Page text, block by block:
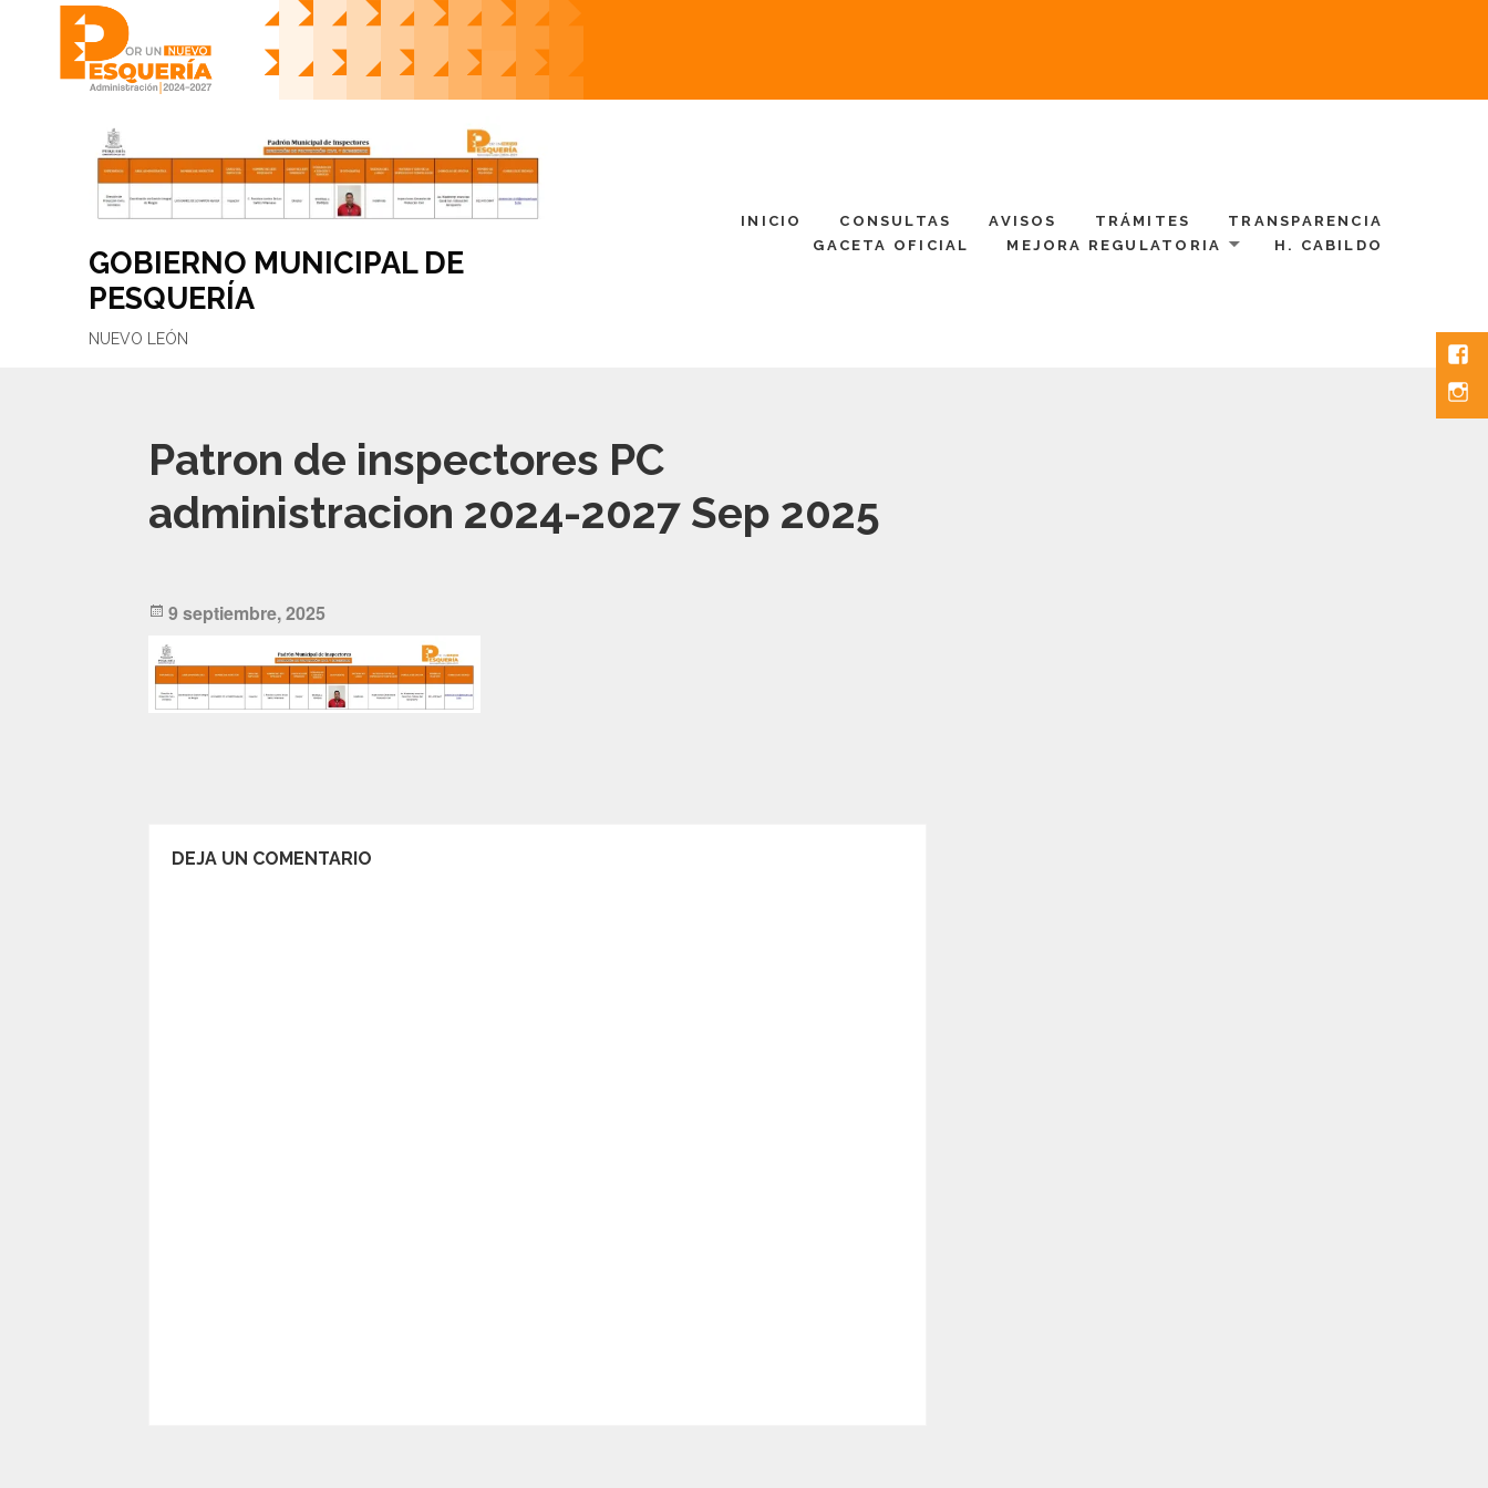
GOBIERNO MUNICIPAL DE
PESQUERÍA
NUEVO LEÓN
INICIO CONSULTAS AVISOS TRÁMITES
TRANSPARENCIA
GACETA OFICIAL
MEJORA REGULATORIA H. CABILDO
Patron de inspectores PC
administracion 2024-2027 Sep 2025
Posted
on
9 septiembre, 2025
DEJA UN COMENTARIO